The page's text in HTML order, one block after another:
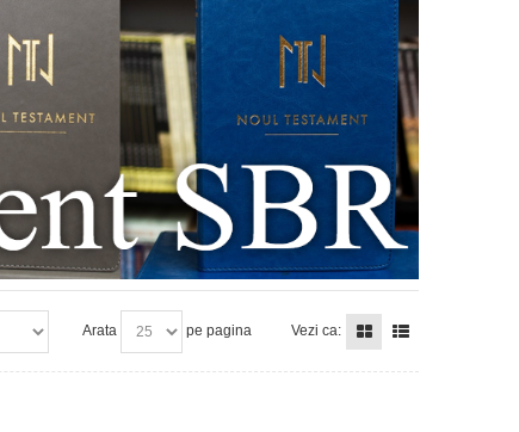
Arata pe pagina Vezi ca: